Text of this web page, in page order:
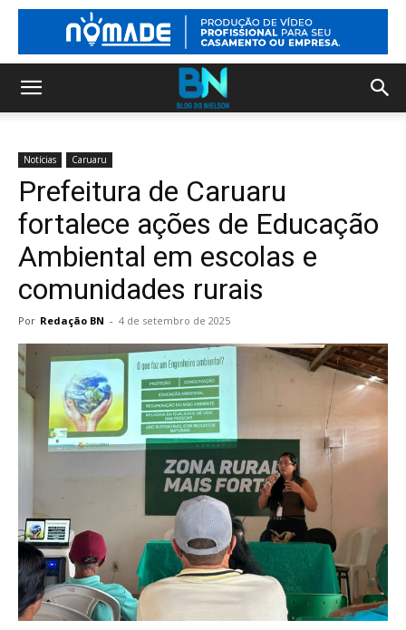
Notícias Caruaru
Prefeitura de Caruaru
fortalece ações de Educação
Ambiental em escolas e
comunidades rurais
Por Redação BN - 4 de setembro de 2025